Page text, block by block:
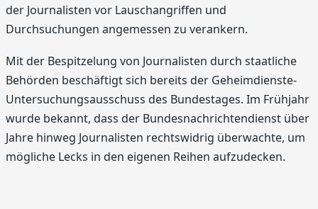
der Journalisten vor Lauschangriffen und
Durchsuchungen angemessen zu verankern.
Mit der Bespitzelung von Journalisten durch staatliche
Behörden beschäftigt sich bereits der Geheimdienste-
Untersuchungsausschuss des Bundestages. Im Frühjahr
wurde bekannt, dass der Bundesnachrichtendienst über
Jahre hinweg Journalisten rechtswidrig überwachte, um
mögliche Lecks in den eigenen Reihen aufzudecken.